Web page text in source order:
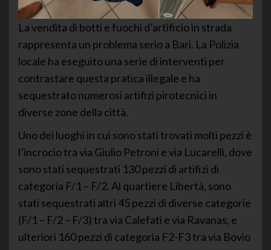
La vendita di botti e fuochi d’artificio in strada
rappresenta un problema serio a Bari. La Polizia
locale ha eseguito una serie di interventi per
contrastare questa pratica illegale e ha
sequestrato numerosi artifizi pirotecnici in
diverse zone della città.
Uno dei luoghi in cui sono stati trovati molti pezzi è
l’incrocio tra via Giulio Petroni e via Lucarelli, dove
sono stati sequestrati 130 pezzi di artifizi di
categoria F/1 – F/2. Al quartiere Libertà, sono
stati sequestrati altri 45 pezzi di diverse categorie
(F/1 – F/2 – F/3) tra via Calefati e via Ravanas, e
ulteriori 160 pezzi di categoria F2-F3 tra via Bovio